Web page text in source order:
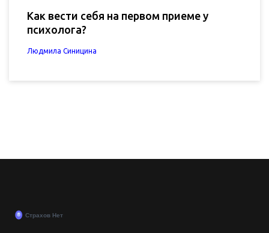
Как вести себя на первом приеме у
психолога?
Людмила Синицина